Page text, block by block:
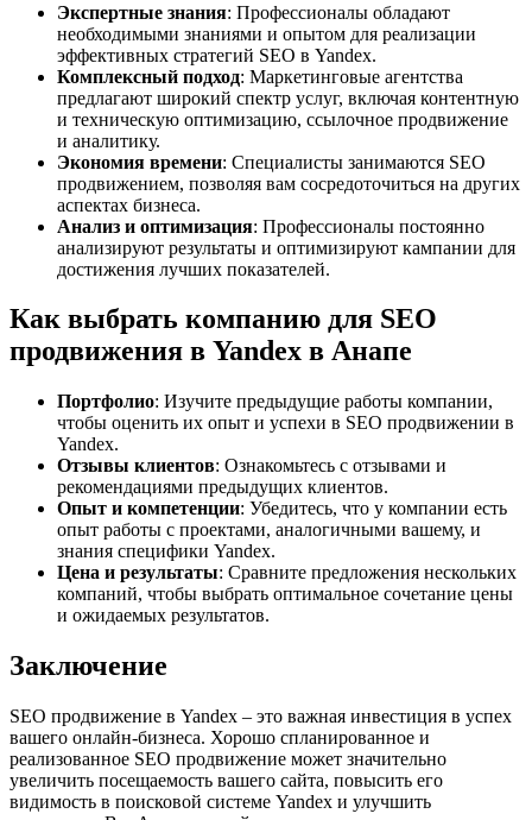
Экспертные знания: Профессионалы обладают
необходимыми знаниями и опытом для реализации
эффективных стратегий SEO в Yandex.
Комплексный подход: Маркетинговые агентства
предлагают широкий спектр услуг, включая контентную
и техническую оптимизацию, ссылочное продвижение
и аналитику.
Экономия времени: Специалисты занимаются SEO
продвижением, позволяя вам сосредоточиться на других
аспектах бизнеса.
Анализ и оптимизация: Профессионалы постоянно
анализируют результаты и оптимизируют кампании для
достижения лучших показателей.
Как выбрать компанию для SEO
продвижения в Yandex в Анапе
Портфолио: Изучите предыдущие работы компании,
чтобы оценить их опыт и успехи в SEO продвижении в
Yandex.
Отзывы клиентов: Ознакомьтесь с отзывами и
рекомендациями предыдущих клиентов.
Опыт и компетенции: Убедитесь, что у компании есть
опыт работы с проектами, аналогичными вашему, и
знания специфики Yandex.
Цена и результаты: Сравните предложения нескольких
компаний, чтобы выбрать оптимальное сочетание цены
и ожидаемых результатов.
Заключение
SEO продвижение в Yandex – это важная инвестиция в успех
вашего онлайн-бизнеса. Хорошо спланированное и
реализованное SEO продвижение может значительно
увеличить посещаемость вашего сайта, повысить его
видимость в поисковой системе Yandex и улучшить